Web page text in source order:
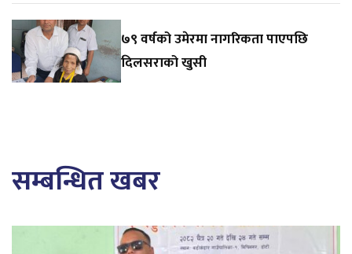
७९ वर्षको उमेरमा नागरिकता पाएपछि
दिलसराको खुसी
सम्बन्धित खबर